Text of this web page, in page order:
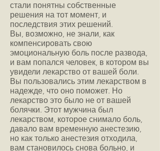
стали понятны собственные
решения на тот момент, и
последствия этих решений.
Вы, возможно, не знали, как
компенсировать свою
эмоциональную боль после развода,
и вам попался человек, в котором вы
увидели лекарство от вашей боли.
Вы пользовались этим лекарством в
надежде, что оно поможет. Но
лекарство это было не от вашей
болячки. Этот мужчина был
лекарством, которое снимало боль,
давало вам временную анестезию,
но как только анестезия отходила,
вам становилось снова больно, и